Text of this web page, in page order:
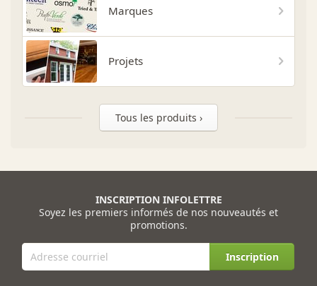
Marques
Projets
Tous les produits ›
INSCRIPTION INFOLETTRE
Soyez les premiers informés de nos nouveautés et
promotions.
Inscription